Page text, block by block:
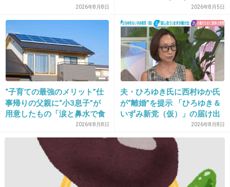
女に求めすぎ！という女はそれ以上に男に求めてる
だから売れ残る
+16 -51
21. 匿名 2014/07/08(火) 22:14:38
まぁ、共働きなら旦那だって家事と育児もやっ
て当たり前だよね。
共働きのくせに女に任せてる旦那の脳内は一体
どうなってるのか…
-1
2026年8月8日 2026年8月5日
“子育ての最強のメリット”仕
事帰りの父親に“小3息子”が
用意したもの「涙と鼻水で食
べれない」「震える」の声
2026年8月8日
夫・ひろゆき氏に西村ゆか氏
が“離婚”を提示 「ひろゆき＆
いずみ新党（仮）」の届け出
を知らされず激怒「信頼関係
が保てない状態で夫婦を続け
るのは無理」
2026年8月8日